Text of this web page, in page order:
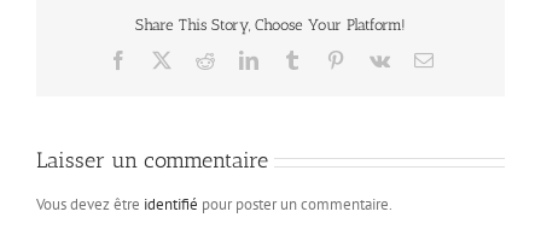
Share This Story, Choose Your Platform!
Facebook RedditLinkedInTumblr Pinterest
Vk Email
Laisser un commentaire
Vous devez être identifié pour poster un commentaire.